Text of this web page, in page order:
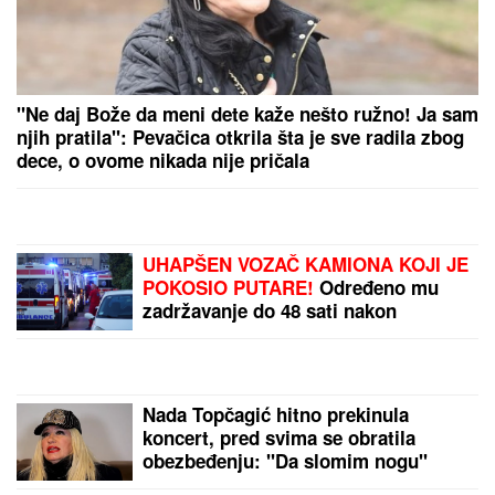
(VIDEO) DRAGAN UREDIO VILU U GROCKOJ